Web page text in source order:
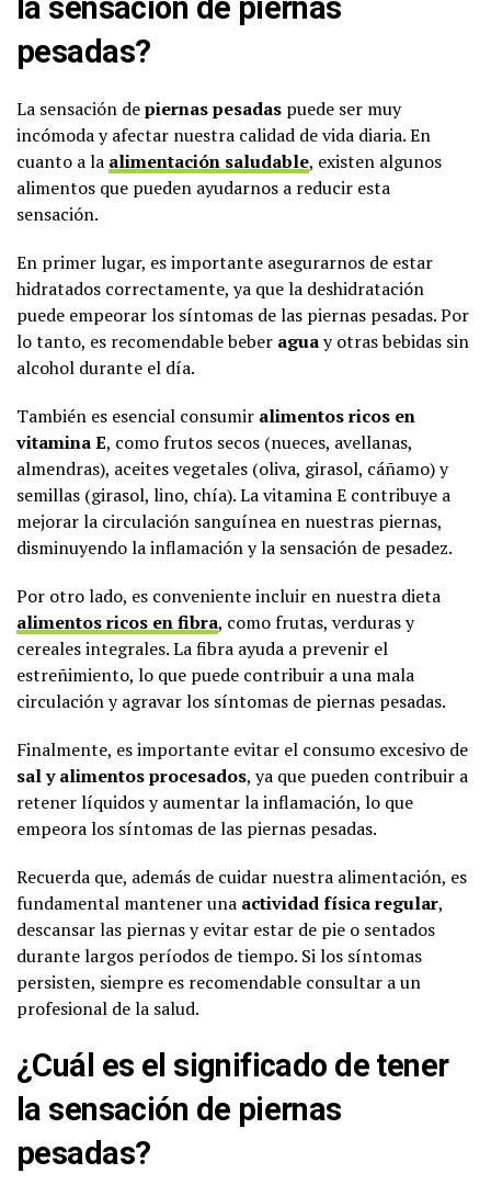
pesadas?
La sensación depiernas pesadas puede ser muy
incómoda y afectar nuestra calidad de vida diaria. En
cuanto a la alimentación saludable, existen algunos
alimentos que pueden ayudarnos a reducir esta
sensación.
En primer lugar, es importante asegurarnos de estar
hidratados correctamente, ya que la deshidratación
puede empeorar los síntomas de las piernas pesadas. Por
lo tanto, es recomendable beber aguay otras bebidas sin
alcohol durante el día.
También es esencial consumir alimentos ricos en
vitamina E, como frutos secos (nueces, avellanas,
almendras), aceites vegetales (oliva, girasol, cáñamo) y
semillas (girasol, lino, chía). La vitamina E contribuye a
mejorar la circulación sanguínea en nuestras piernas,
disminuyendo la inflamación y la sensación de pesadez.
Por otro lado, es conveniente incluir en nuestra dieta
alimentos ricos en fibra, como frutas, verduras y
cereales integrales. La fibra ayuda a prevenir el
estreñimiento, lo que puede contribuir a una mala
circulación y agravar los síntomas de piernas pesadas.
Finalmente, es importante evitar el consumo excesivo de
sal y alimentos procesados, ya que pueden contribuir a
retener líquidos y aumentar la inflamación, lo que
empeora los síntomas de las piernas pesadas.
Recuerda que, además de cuidar nuestra alimentación, es
fundamental mantener una actividad física regular,
descansar las piernas y evitar estar de pie o sentados
durante largos períodos de tiempo. Si los síntomas
persisten, siempre es recomendable consultar a un
profesional de la salud.
¿Cuál es el significado de tener
la sensación de piernas
pesadas?